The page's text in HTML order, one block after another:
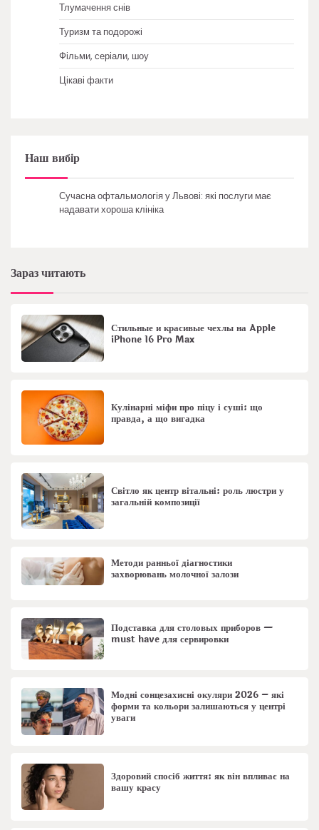
Тлумачення снів
Туризм та подорожі
Фільми, серіали, шоу
Цікаві факти
Наш вибір
Сучасна офтальмологія у Львові: які послуги має
надавати хороша клініка
Зараз читають
Стильные и красивые чехлы на Apple
iPhone 16 Pro Max
Кулінарні міфи про піцу і суші: що
правда, а що вигадка
Світло як центр вітальні: роль люстри у
загальній композиції
Методи ранньої діагностики
захворювань молочної залози
Подставка для столовых приборов —
must have для сервировки
Модні сонцезахисні окуляри 2026 – які
форми та кольори залишаються у центрі
уваги
Здоровий спосіб життя: як він впливає на
вашу красу